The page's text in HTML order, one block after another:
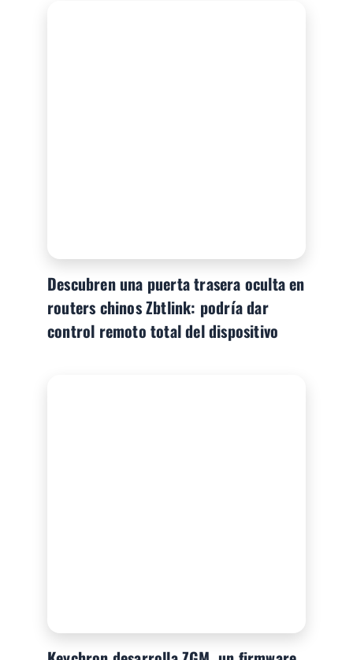
Descubren una puerta trasera oculta en
routers chinos Zbtlink: podría dar
control remoto total del dispositivo